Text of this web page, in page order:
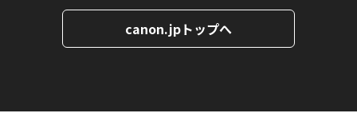
canon.jpトップへ